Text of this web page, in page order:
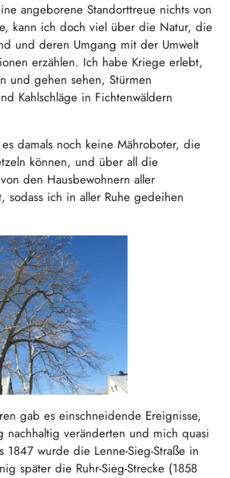
angeborene Standorttreue nichts von
kann ich doch viel über die Natur, die
und deren Umgang mit der Umwelt
erzählen. Ich habe Kriege erlebt,
und gehen sehen, Stürmen
Kahlschläge in Fichtenwäldern
damals noch keine Mähroboter, die
können, und über all die
den Hausbewohnern aller
sodass ich in aller Ruhe gedeihen
gab es einschneidende Ereignisse,
nachhaltig veränderten und mich quasi
1847 wurde die Lenne-Sieg-Straße in
später die Ruhr-Sieg-Strecke (1858